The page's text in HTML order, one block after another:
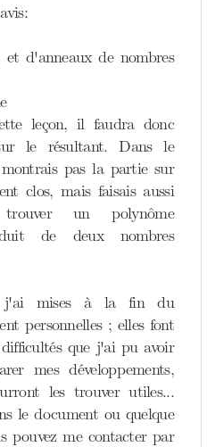
et d'anneaux de nombres
leçon, il faudra donc
le résultant. Dans le
pas la partie sur
clos, mais faisais aussi
un polynôme
de deux nombres
j'ai mises à la fin du
personnelles ; elles font
que j'ai pu avoir
mes développements,
les trouver utiles...
le document ou quelque
pouvez me contacter par